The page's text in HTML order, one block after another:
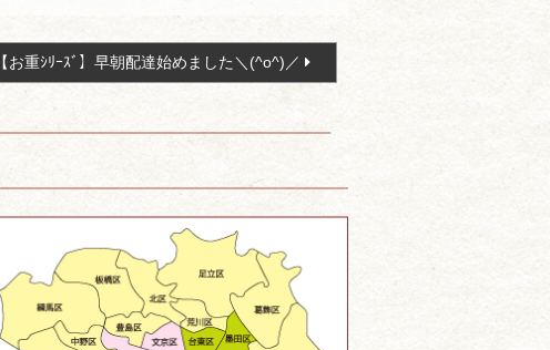
【お重ｼﾘｰｽﾞ】早朝配達始めました＼(^o^)／